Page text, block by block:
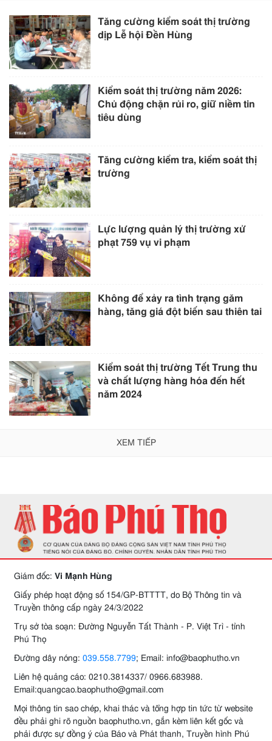
Tăng cường kiểm soát thị trường
dịp Lễ hội Đền Hùng
Kiểm soát thị trường năm 2026:
Chủ động chặn rủi ro, giữ niềm tin
tiêu dùng
Tăng cường kiểm tra, kiểm soát thị
trường
Lực lượng quản lý thị trường xử
phạt 759 vụ vi phạm
Không để xảy ra tình trạng găm
hàng, tăng giá đột biến sau thiên tai
Kiểm soát thị trường Tết Trung thu
và chất lượng hàng hóa đến hết
năm 2024
XEM TIẾP
Giám đốc: Vi Mạnh Hùng
Giấy phép hoạt động số 154/GP-BTTTT, do Bộ Thông tin và
Truyền thông cấp ngày 24/3/2022
Trụ sở tòa soạn: Đường Nguyễn Tất Thành - P. Việt Trì - tỉnh
Phú Thọ
Đường dây nóng: 039.558.7799; Email: info@baophutho.vn
Liên hệ quảng cáo: 0210.3814337/ 0966.683988.
Email:quangcao.baophutho@gmail.com
Mọi thông tin sao chép, khai thác và tổng hợp tin tức từ website
đều phải ghi rõ nguồn baophutho.vn, gắn kèm liên kết gốc và
phải được sự đồng ý của Báo và Phát thanh, Truyền hình Phú